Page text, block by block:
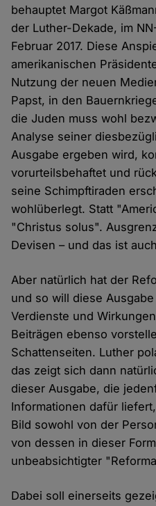
behauptet Margot
der Luther-Dekade, im
Februar 2017. Diese
amerikanischen
Nutzung der neuen
Papst, in den
die Juden muss wohl
Analyse seiner
Ausgabe ergeben wird,
vorurteilsbehaftet und
seine Schimpftiraden
wohlüberlegt. Statt
"Christus solus".
Devisen – und das ist
Aber natürlich hat der
und so will diese
Verdienste und
Beiträgen ebenso
Schattenseiten. Luther
das zeigt sich dann
dieser Ausgabe, die
Informationen dafür
Bild sowohl von der
von dessen in dieser
unbeabsichtigter
Dabei soll einerseits